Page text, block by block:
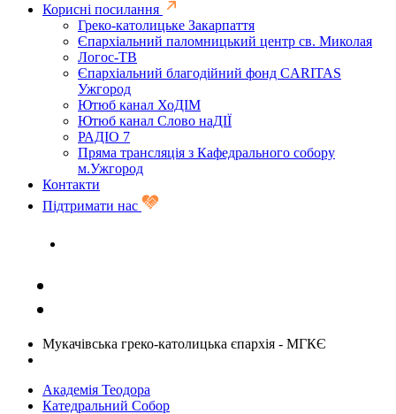
Корисні посилання
Греко-католицьке Закарпаття
Єпархіальний паломницький центр св. Миколая
Логос-ТВ
Єпархіальний благодійний фонд CARITAS
Ужгород
Ютюб канал ХоДІМ
Ютюб канал Слово наДІЇ
РАДІО 7
Пряма трансляція з Кафедрального собору
м.Ужгород
Контакти
Підтримати нас
Мукачівська греко-католицька єпархія - МГКЄ
Академія Теодора
Катедральний Собор